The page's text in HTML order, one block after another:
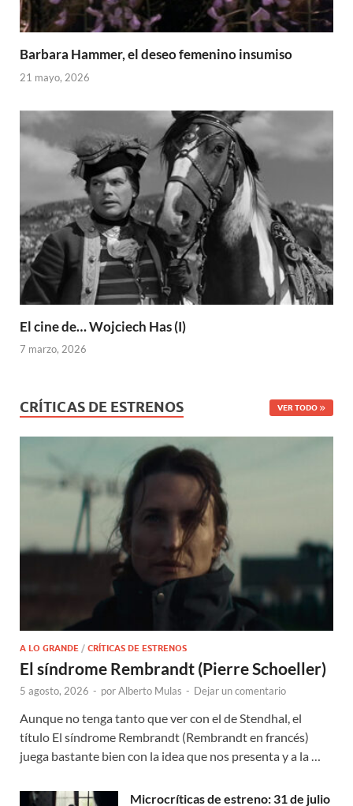
Barbara Hammer, el deseo femenino insumiso
21 mayo, 2026
El cine de… Wojciech Has (I)
7 marzo, 2026
CRÍTICAS DE ESTRENOS VER TODO
A LO GRANDE / CRÍTICAS DE ESTRENOS
El síndrome Rembrandt (Pierre Schoeller)
5 agosto, 2026 - porAlberto Mulas - Dejar un comentario
Aunque no tenga tanto que ver con el de Stendhal, el
título El síndrome Rembrandt (Rembrandt en francés)
juega bastante bien con la idea que nos presenta y a la …
Microcríticas de estreno: 31 de julio